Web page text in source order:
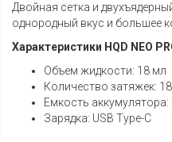
Двойная сетка и
однородный вкус и большее
Характеристики HQD NEO
Объем жидкости: 18 мл
Количество затяжек:
Емкость аккумулятора:
Зарядка: USB Type-C